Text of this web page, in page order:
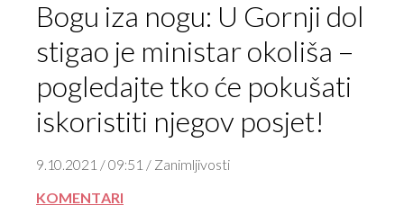
Bogu iza nogu: U Gornji dol
stigao je ministar okoliša –
pogledajte tko će pokušati
iskoristiti njegov posjet!
9.10.2021 / 09:51 / Zanimljivosti
KOMENTARI